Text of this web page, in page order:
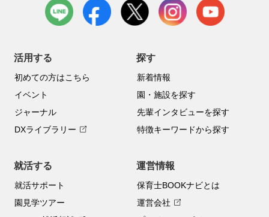
LINE facebook instagramyoutube
活用する
初めての方はこちら
イベント
ジャーナル
DXライブラリー
探す
新着情報
園・施設を探す
先輩インタビューを探す
特徴キーワードから探す
就活する
就活サポート
園見学ツアー
運営情報
保育士BOOKナビとは
運営会社